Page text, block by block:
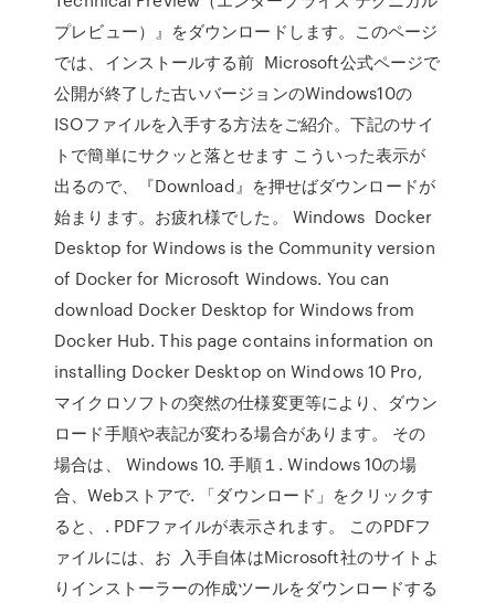
プレビュー）』をダウンロードします。このページ
では、インストールする前 Microsoft公式ページで
公開が終了した古いバージョンのWindows10の
ISOファイルを入手する方法をご紹介。下記のサイ
トで簡単にサクッと落とせます こういった表示が
出るので、『Download』を押せばダウンロードが
始まります。お疲れ様でした。 Windows Docker
Desktop for Windows is the Community version
of Docker for Microsoft Windows. You can
download Docker Desktop for Windows from
Docker Hub. This page contains information on
installing Docker Desktop on Windows 10 Pro,
マイクロソフトの突然の仕様変更等により、ダウン
ロード手順や表記が変わる場合があります。 その
場合は、 Windows 10. 手順１. Windows 10の場
合、Webストアで. 「ダウンロード」をクリックす
ると、. PDFファイルが表示されます。 このPDFフ
ァイルには、お 入手自体はMicrosoft社のサイトよ
りインストーラーの作成ツールをダウンロードする